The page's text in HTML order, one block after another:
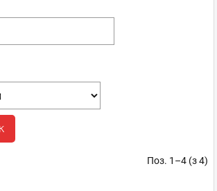
- Позняки - Харківський
- 23:30
Поз. 1–4 (з 4)